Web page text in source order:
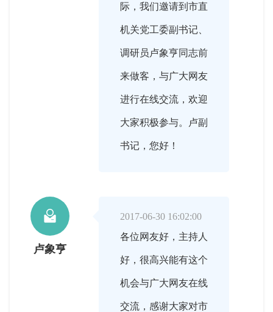
际，我们邀请到市直
机关党工委副书记、
调研员卢象亨同志前
来做客，与广大网友
进行在线交流，欢迎
大家积极参与。卢副
书记，您好！

卢象亨
2017-06-30 16:02:00
各位网友好，主持人
好，很高兴能有这个
机会与广大网友在线
交流，感谢大家对市